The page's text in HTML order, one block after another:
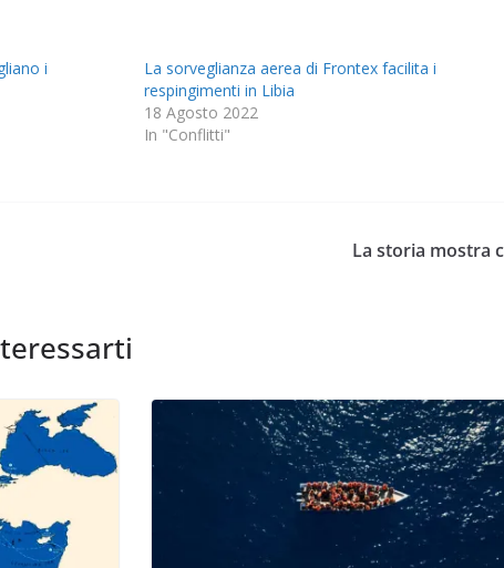
i
La sorveglianza aerea di Frontex facilita i
respingimenti in Libia
18 Agosto 2022
In "Conflitti"
La storia mostra